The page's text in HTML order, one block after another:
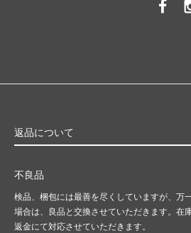
返品について
不良品
検品、梱包には最善を尽くしていますが、万
場合は、良品と交換させていただきます。在
返金にて対応させていただきます。